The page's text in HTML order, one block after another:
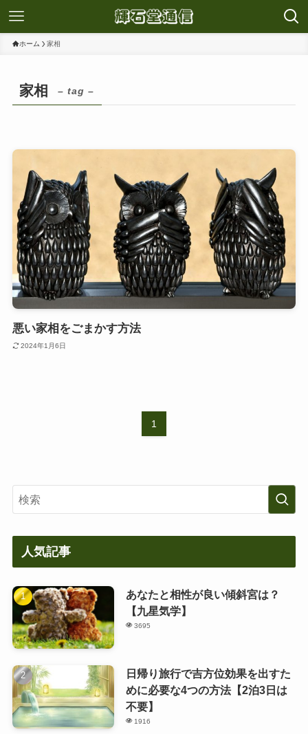
ホーム 家相
家相 – tag –
悪い家相をごまかす方法
2024年1月6日
1
人気記事
あなたと相性が良い傾斜宮は？
【九星気学】
3695
日帰り旅行で吉方位効果を出すた
めに必要な4つの方法【2泊3日は
不要】
1916